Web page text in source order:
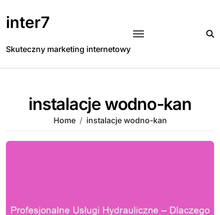
to
content
inter7
Skuteczny marketing internetowy
instalacje wodno-kan
Home instalacje wodno-kan